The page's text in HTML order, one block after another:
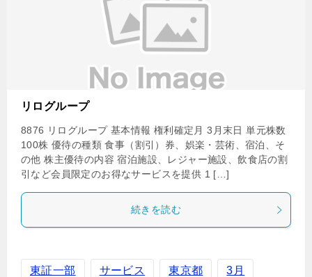
リログループ
8876 リログループ 基本情報 権利確定月 3月末日 単元株数
100株 優待の種類 食事（割引）券、娯楽・芸術、宿泊、そ
の他 株主優待の内容 宿泊施設、レジャー施設、飲食店の割
引など会員限定のお得なサービスを提供 1 […]
続きを読む
東証一部 サービス 東京都 3月